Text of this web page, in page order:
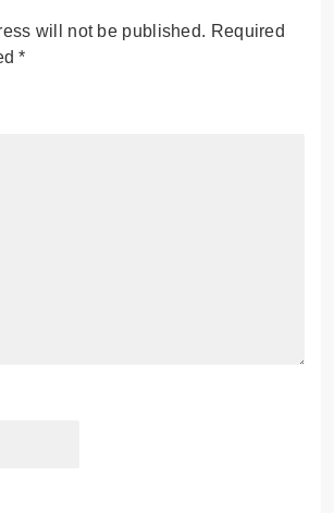
will not be published. Required
*